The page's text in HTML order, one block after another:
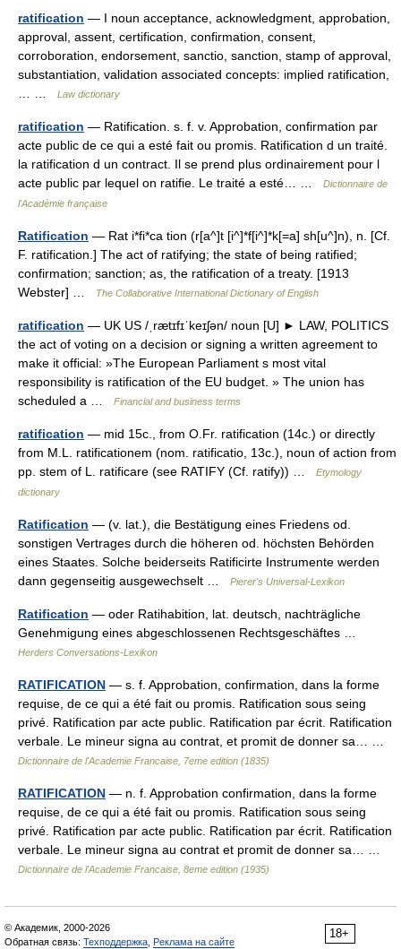
ratification — I noun acceptance, acknowledgment, approbation,
approval, assent, certification, confirmation, consent,
corroboration, endorsement, sanctio, sanction, stamp of approval,
substantiation, validation associated concepts: implied ratification,
Law dictionary
ratification — Ratification. s. f. v. Approbation, confirmation par
acte public de ce qui a esté fait ou promis. Ratification d un traité.
la ratification d un contract. Il se prend plus ordinairement pour l
acte public par lequel on ratifie. Le traité a esté… …
Dictionnaire de
l'Académie française
Ratification — Rat i*fi*ca tion (r[a^]t [i^]*f[i^]*k[=a] sh[u^]n), n. [Cf.
F. ratification.] The act of ratifying; the state of being ratified;
confirmation; sanction; as, the ratification of a treaty. [1913
Webster] …
The Collaborative International Dictionary of English
ratification — UK US /ˌrætɪfɪˈkeɪʃən/ noun [U] ► LAW, POLITICS
the act of voting on a decision or signing a written agreement to
make it official: »The European Parliament s most vital
responsibility is ratification of the EU budget. » The union has
scheduled a …
Financial and business terms
ratification — mid 15c., from O.Fr. ratification (14c.) or directly
from M.L. ratificationem (nom. ratificatio, 13c.), noun of action from
pp. stem of L. ratificare (see RATIFY (Cf. ratify)) …
Etymology
dictionary
Ratification — (v. lat.), die Bestätigung eines Friedens od.
sonstigen Vertrages durch die höheren od. höchsten Behörden
eines Staates. Solche beiderseits Ratificirte Instrumente werden
dann gegenseitig ausgewechselt …
Pierer's Universal-Lexikon
Ratification — oder Ratihabition, lat. deutsch, nachträgliche
Genehmigung eines abgeschlossenen Rechtsgeschäftes …
Herders Conversations-Lexikon
RATIFICATION — s. f. Approbation, confirmation, dans la forme
requise, de ce qui a été fait ou promis. Ratification sous seing
privé. Ratification par acte public. Ratification par écrit. Ratification
verbale. Le mineur signa au contrat, et promit de donner sa… …
Dictionnaire de l'Academie Francaise, 7eme edition (1835)
RATIFICATION — n. f. Approbation confirmation, dans la forme
requise, de ce qui a été fait ou promis. Ratification sous seing
privé. Ratification par acte public. Ratification par écrit. Ratification
verbale. Le mineur signa au contrat et promit de donner sa… …
Dictionnaire de l'Academie Francaise, 8eme edition (1935)
18+
© Академик, 2000-2026
Обратная связь: Техподдержка Реклама на сайте